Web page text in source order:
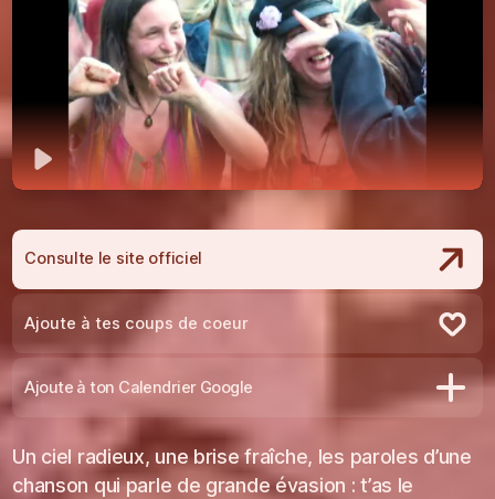
Consulte le site officiel
Ajoute à tes coups de coeur
Retire des coups de coeur
Ajoute à ton Calendrier Google
Un ciel radieux, une brise fraîche, les paroles d’une
chanson qui parle de grande évasion : t’as le